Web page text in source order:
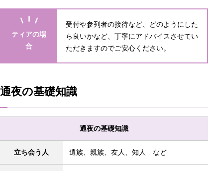
ティアの場
合
受付や参列者の接待など、どのようにした
ら良いかなど、丁寧にアドバイスさせてい
ただきますのでご安心ください。
通夜の基礎知識
通夜の基礎知識
立ち会う人 遺族、親族、友人、知人 など